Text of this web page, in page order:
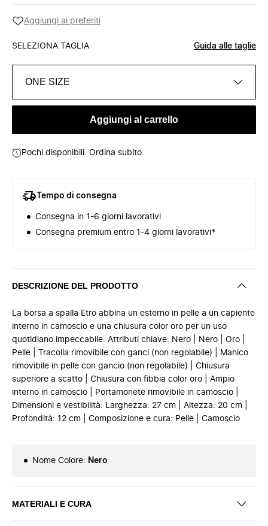
Aggiungi ai preferiti
SELEZIONA TAGLIA Guida alle taglie
ONE SIZE
Aggiungi al carrello
Pochi disponibili. Ordina subito.
Tempo di consegna
Consegna in 1-6 giorni lavorativi
Consegna premium entro 1-4 giorni lavorativi*
DESCRIZIONE DEL PRODOTTO
La borsa a spalla Etro abbina un esterno in pelle a un capiente
interno in camoscio e una chiusura color oro per un uso
quotidiano impeccabile. Attributi chiave: Nero | Nero | Oro |
Pelle | Tracolla rimovibile con ganci (non regolabile) | Manico
rimovibile in pelle con gancio (non regolabile) | Chiusura
superiore a scatto | Chiusura con fibbia color oro | Ampio
interno in camoscio | Portamonete rimovibile in camoscio |
Dimensioni e vestibilità: Larghezza: 27 cm | Altezza: 20 cm |
Profondità: 12 cm | Composizione e cura: Pelle | Camoscio
Nome Colore: Nero
MATERIALI E CURA